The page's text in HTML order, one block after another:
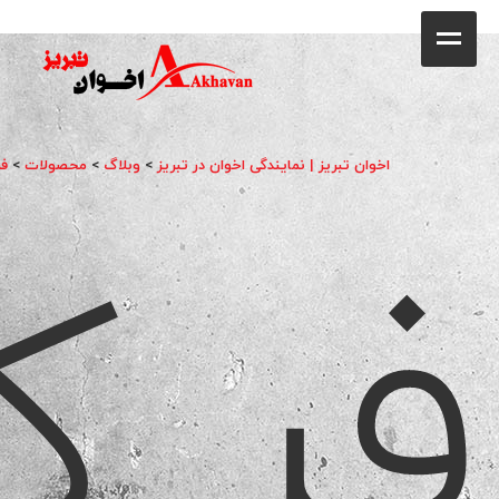
فروشگاه
محصولات
جشنواره فروش ویژه
کاتالوگ
گالری
وبلاگ
تماس با ما
اخوان تبریز | نمایندگی اخوان در تبریز>وبلاگ>محصولات>